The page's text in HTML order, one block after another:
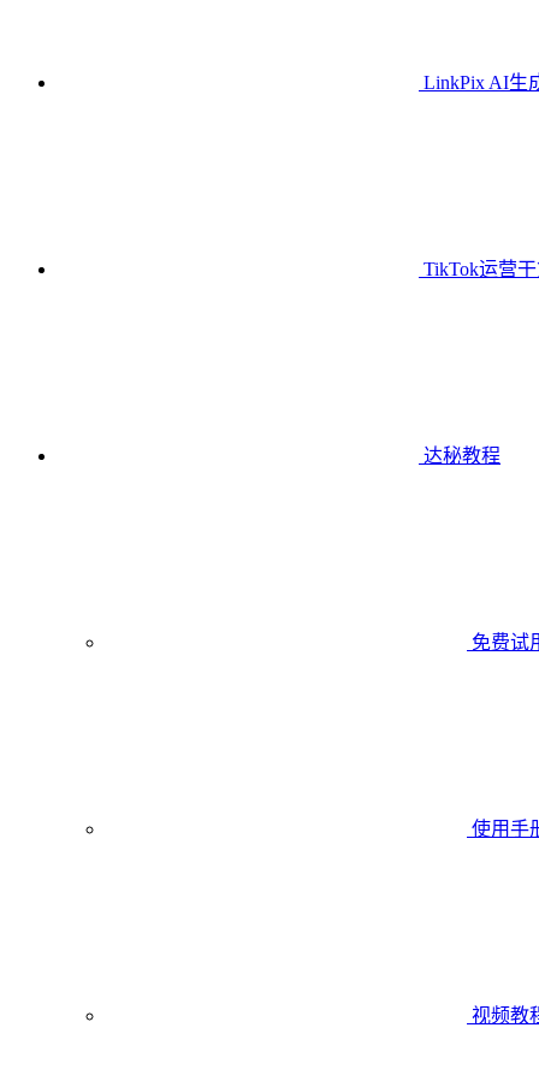
LinkPix AI生
TikTok运营
达秘教程
免费试
使用手
视频教